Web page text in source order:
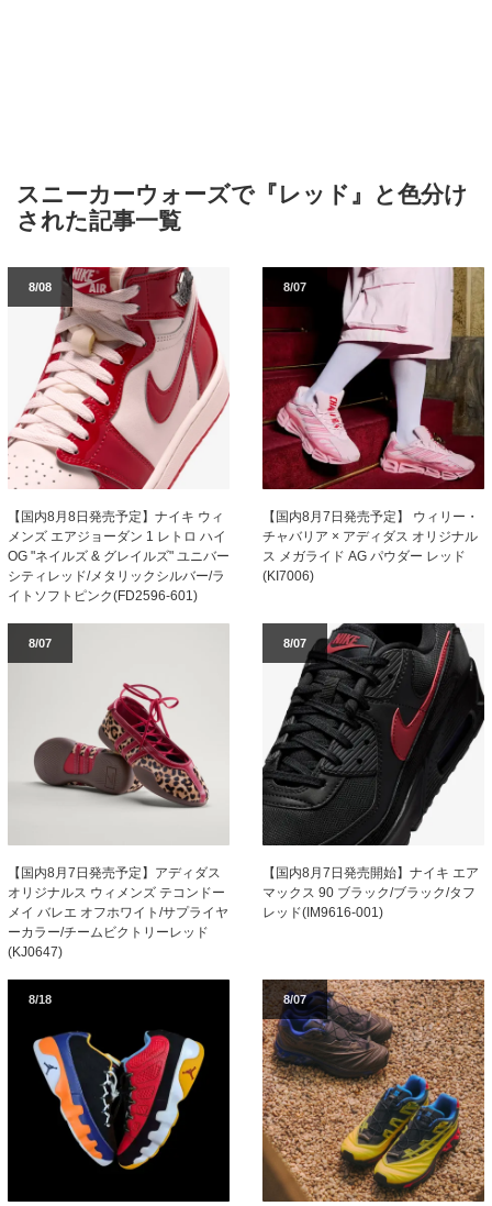
スニーカーウォーズで『レッド』と色分け
された記事一覧
8/08
【国内8月8日発売予定】ナイキ ウィ
メンズ エアジョーダン 1 レトロ ハイ
OG "ネイルズ & グレイルズ" ユニバー
シティレッド/メタリックシルバー/ラ
イトソフトピンク(FD2596-601)
8/07
【国内8月7日発売予定】 ウィリー・
チャバリア × アディダス オリジナル
ス メガライド AG パウダー レッド
(KI7006)
8/07
【国内8月7日発売予定】アディダス
オリジナルス ウィメンズ テコンドー
メイ バレエ オフホワイト/サプライヤ
ーカラー/チームビクトリーレッド
(KJ0647)
8/07
【国内8月7日発売開始】ナイキ エア
マックス 90 ブラック/ブラック/タフ
レッド(IM9616-001)
8/18 8/07